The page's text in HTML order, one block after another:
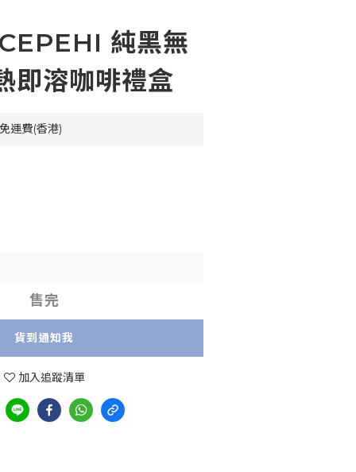
純黑無
即溶咖啡禮盒
運費(香港)
售完
貨到通知我
加入追蹤清單